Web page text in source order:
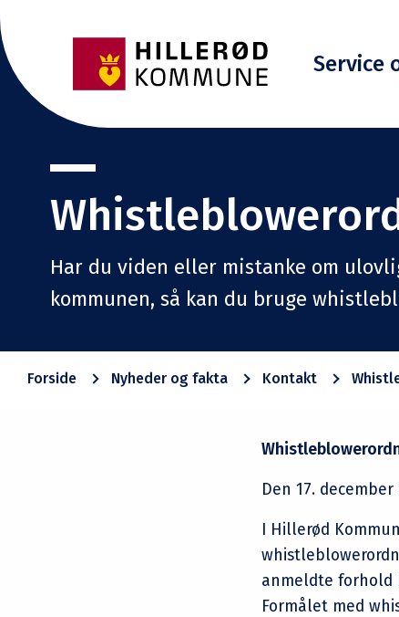
Service
Har du viden eller mistanke om
kommunen, så kan du bruge
Forside Nyheder og fakta Kontakt
Den 17.
I Hillerød
anmeldte forhold
Formålet med